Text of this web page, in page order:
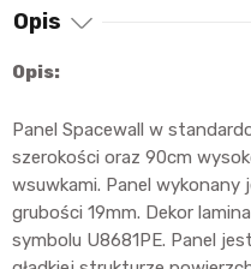
Opis
Opis:
Panel Spacewall w
szerokości oraz 90cm
wsuwkami. Panel wykonany
grubości 19mm. Dekor
symbolu U8681PE. Panel